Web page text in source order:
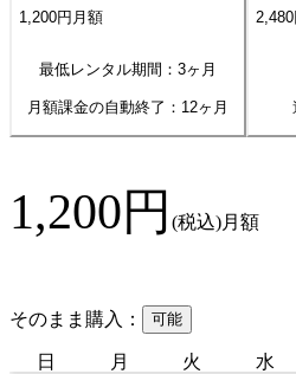
1,200円 月額
最低レンタル期間：3ヶ月
月額課金の自動終了： 12ヶ月
2,480
1,200円 (税込)月額
そのまま購入： 可能
日 月 火 水